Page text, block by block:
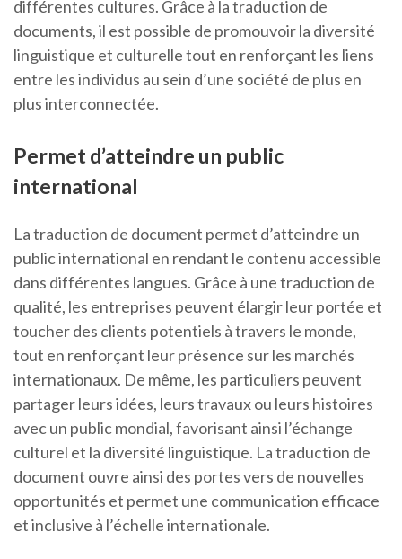
différentes cultures. Grâce à la traduction de
documents, il est possible de promouvoir la diversité
linguistique et culturelle tout en renforçant les liens
entre les individus au sein d’une société de plus en
plus interconnectée.
Permet d’atteindre un public
international
La traduction de document permet d’atteindre un
public international en rendant le contenu accessible
dans différentes langues. Grâce à une traduction de
qualité, les entreprises peuvent élargir leur portée et
toucher des clients potentiels à travers le monde,
tout en renforçant leur présence sur les marchés
internationaux. De même, les particuliers peuvent
partager leurs idées, leurs travaux ou leurs histoires
avec un public mondial, favorisant ainsi l’échange
culturel et la diversité linguistique. La traduction de
document ouvre ainsi des portes vers de nouvelles
opportunités et permet une communication efficace
et inclusive à l’échelle internationale.